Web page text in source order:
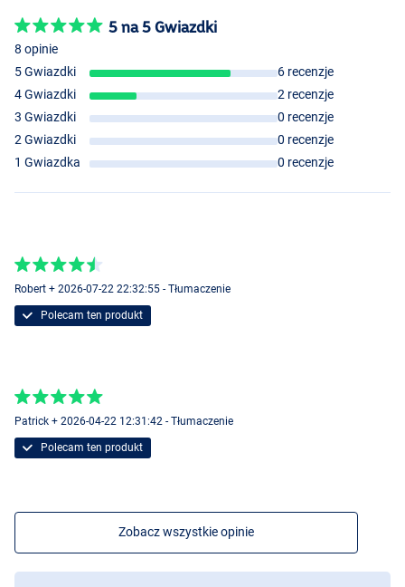
5 na 5 Gwiazdki
8 opinie
5 Gwiazdki
6 recenzje
4 Gwiazdki
2 recenzje
3 Gwiazdki
0 recenzje
2 Gwiazdki
0 recenzje
1 Gwiazdka
0 recenzje
Robert + 2026-07-22 22:32:55 - Tłumaczenie
Polecam ten produkt
Patrick + 2026-04-22 12:31:42 - Tłumaczenie
Polecam ten produkt
Zobacz wszystkie opinie